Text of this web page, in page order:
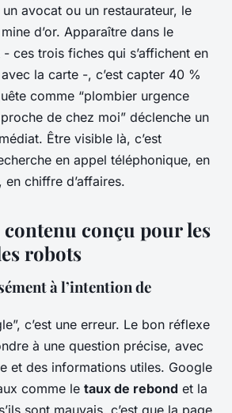
avocat ou un restaurateur, le
d’or. Apparaître dans le
- ces trois fiches qui s’affichent en
la carte -, c’est capter 40 %
comme “plombier urgence
de chez moi” déclenche un
Être visible là, c’est
en appel téléphonique, en
chiffre d’affaires.
conçu pour les
robots
à l’intention de
c’est une erreur. Le bon réflexe
à une question précise, avec
et des informations utiles. Google
comme le taux de rebond et la
sont mauvais, c’est que la page